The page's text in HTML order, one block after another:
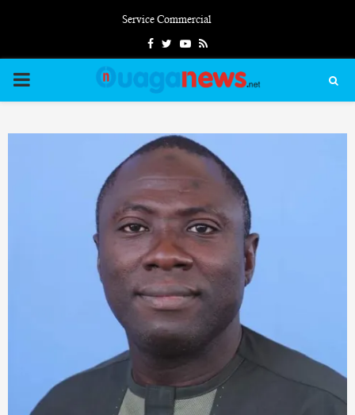
Service Commercial
FacebookTwitterYoutube
Rss
PRIMARY